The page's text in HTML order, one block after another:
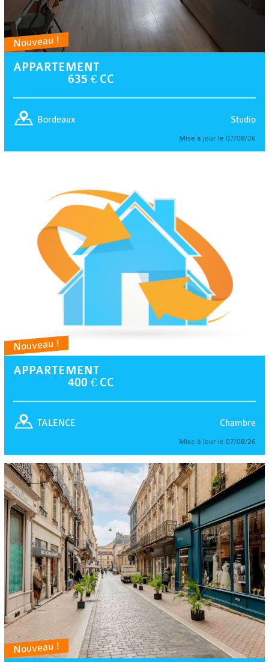
Nouveau !
APPARTEMENT
635 € CC
Studio
Bordeaux
Mise à jour le 07/08/26
Nouveau !
APPARTEMENT
400 € CC
Chambre
TALENCE
Mise à jour le 07/08/26
Nouveau !